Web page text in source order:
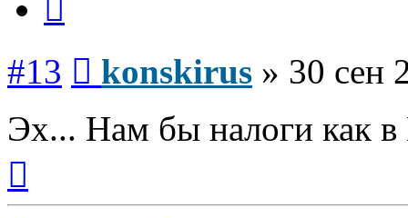
#13 konskirus » 30 сен
Эх... Нам бы налоги как в
началу